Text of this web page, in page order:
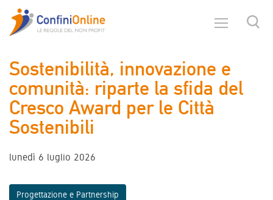
Sostenibilità, innovazione e
comunità: riparte la sfida del
Cresco Award per le Città
Sostenibili
lunedì 6 luglio 2026
Progettazione e Partnership